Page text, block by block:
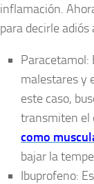
inflamación.
para decirle
Paracetamol:
malestares y
este caso,
transmiten el
como
bajar la
Ibuprofeno: